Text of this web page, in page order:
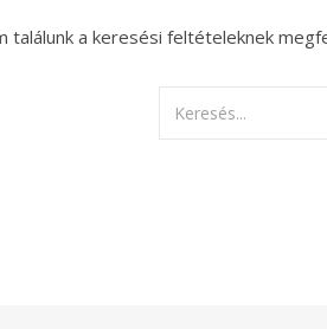
találunk a keresési feltételeknek